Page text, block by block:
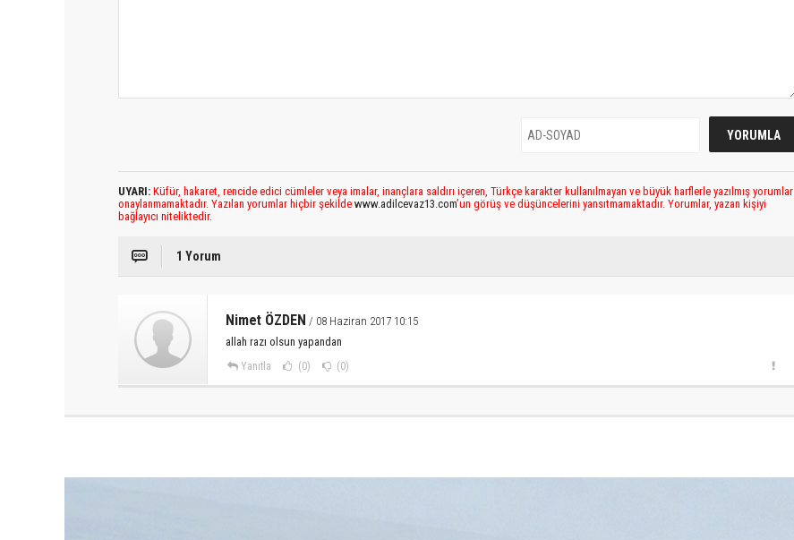
UYARI: Küfür, hakaret, rencide edici cümleler veya imalar, inançlara saldırı içeren, Türkçe karakter kullanılmayan ve büyük harflerle yazılmış yorumlar
onaylanmamaktadır. Yazılan yorumlar hiçbir şekilde www.adilcevaz13.com’un görüş ve düşüncelerini yansıtmamaktadır. Yorumlar, yazan kişiyi
bağlayıcı niteliktedir.
1 Yorum
Nimet ÖZDEN / 08 Haziran 2017 10:15
allah razı olsun yapandan
Yanıtla (0) (0)